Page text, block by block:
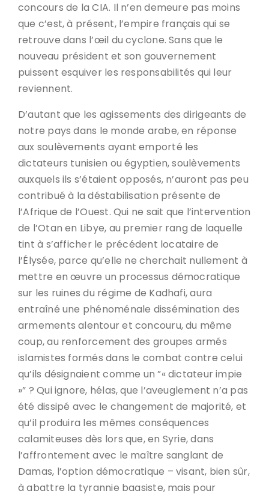
concours de la CIA. Il n’en demeure pas moins
que c’est, à présent, l’empire français qui se
retrouve dans l’œil du cyclone. Sans que le
nouveau président et son gouvernement
puissent esquiver les responsabilités qui leur
reviennent.
D’autant que les agissements des dirigeants de
notre pays dans le monde arabe, en réponse
aux soulèvements ayant emporté les
dictateurs tunisien ou égyptien, soulèvements
auxquels ils s’étaient opposés, n’auront pas peu
contribué à la déstabilisation présente de
l’Afrique de l’Ouest. Qui ne sait que l’intervention
de l’Otan en Libye, au premier rang de laquelle
tint à s’afficher le précédent locataire de
l’Élysée, parce qu’elle ne cherchait nullement à
mettre en œuvre un processus démocratique
sur les ruines du régime de Kadhafi, aura
entraîné une phénoménale dissémination des
armements alentour et concouru, du même
coup, au renforcement des groupes armés
islamistes formés dans le combat contre celui
qu’ils désignaient comme un ”« dictateur impie
»” ? Qui ignore, hélas, que l’aveuglement n’a pas
été dissipé avec le changement de majorité, et
qu’il produira les mêmes conséquences
calamiteuses dès lors que, en Syrie, dans
l’affrontement avec le maître sanglant de
Damas, l’option démocratique – visant, bien sûr,
à abattre la tyrannie baasiste, mais pour